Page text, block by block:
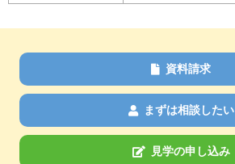
資料請求
まずは相談したい
見学の申し込み